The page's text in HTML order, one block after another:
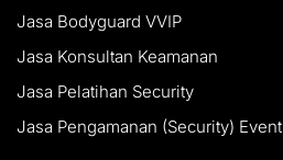
Jasa Bodyguard VVIP
Jasa Konsultan Keamanan
Jasa Pelatihan Security
Jasa Pengamanan (Security) Event